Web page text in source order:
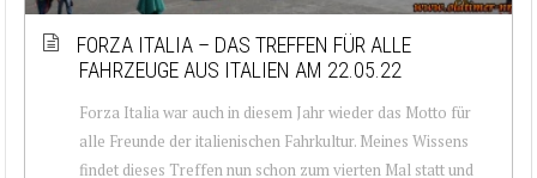
FORZA ITALIA – DAS TREFFEN FÜR ALLE
FAHRZEUGE AUS ITALIEN AM 22.05.22
Forza Italia war auch in diesem Jahr wieder das Motto für
alle Freunde der italienischen Fahrkultur. Meines Wissens
findet dieses Treffen nun schon zum vierten Mal statt und